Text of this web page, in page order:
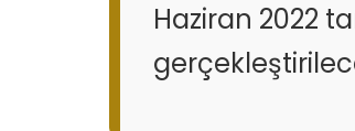
Haziran 2022